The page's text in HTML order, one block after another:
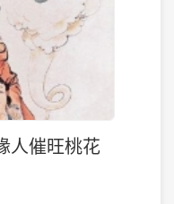
人催旺桃花